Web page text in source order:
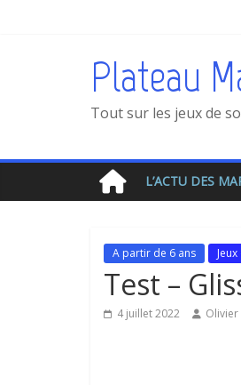
Plateau
Tout sur les jeux de
L’ACTU DES
A partir de 6 ans
Test –
4 juillet 2022 Olivier